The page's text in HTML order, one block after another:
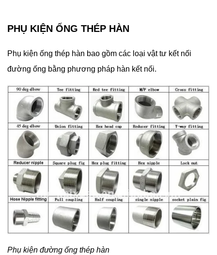
PHỤ KIỆN ỐNG THÉP HÀN
Phụ kiện ống thép hàn bao gồm các loại vật tư kết nối
đường ống bằng phương pháp hàn kết nối.
Phụ kiện đường ống thép hàn